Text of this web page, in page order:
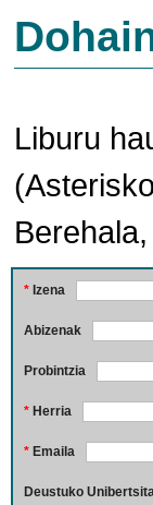
Liburu
* Izena
Abizenak
Probintzia
* Herria
* Emaila
Deustuko